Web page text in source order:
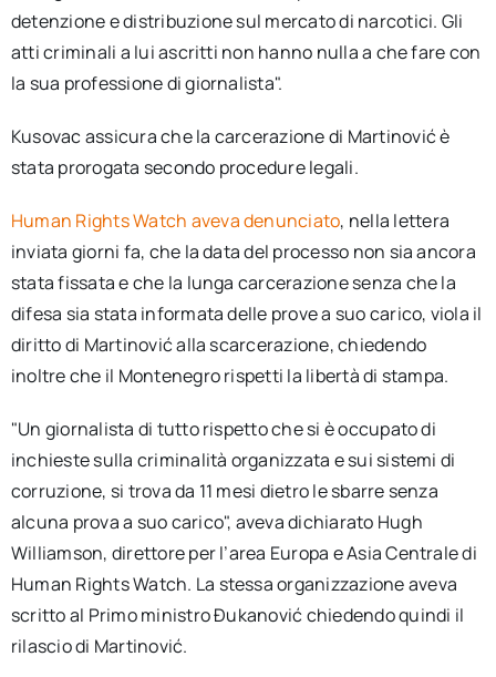
detenzione e distribuzione sul mercato di narcotici. Gli
atti criminali a lui ascritti non hanno nulla a che fare con
la sua professione di giornalista".
Kusovac assicura che la carcerazione di Martinović è
stata prorogata secondo procedure legali.
Human Rights Watch aveva denunciato, nella lettera
inviata giorni fa, che la data del processo non sia ancora
stata fissata e che la lunga carcerazione senza che la
difesa sia stata informata delle prove a suo carico, viola il
diritto di Martinović alla scarcerazione, chiedendo
inoltre che il Montenegro rispetti la libertà di stampa.
"Un giornalista di tutto rispetto che si è occupato di
inchieste sulla criminalità organizzata e sui sistemi di
corruzione, si trova da 11 mesi dietro le sbarre senza
alcuna prova a suo carico", aveva dichiarato Hugh
Williamson, direttore per l’area Europa e Asia Centrale di
Human Rights Watch. La stessa organizzazione aveva
scritto al Primo ministro Đukanović chiedendo quindi il
rilascio di Martinović.